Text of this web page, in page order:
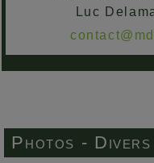
Luc
Photos -